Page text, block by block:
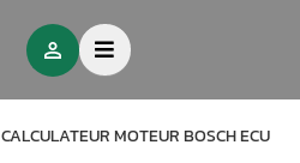
CALCULATEUR MOTEUR BOSCH ECU